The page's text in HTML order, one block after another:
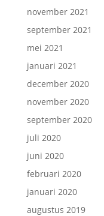
november 2021
september 2021
mei 2021
januari 2021
december 2020
november 2020
september 2020
juli 2020
juni 2020
februari 2020
januari 2020
augustus 2019